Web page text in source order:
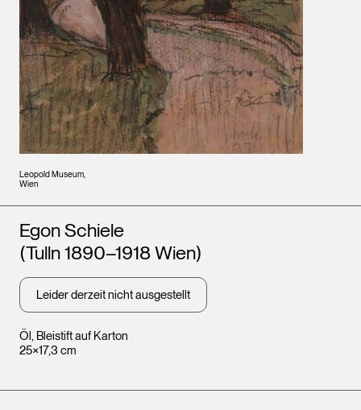
Leopold Museum,
Wien
Öl, Bleistift auf Karton
25×17,3 cm
Künstler*innen
Egon Schiele
(Tulln 1890–1918 Wien)
Leider derzeit nicht ausgestellt